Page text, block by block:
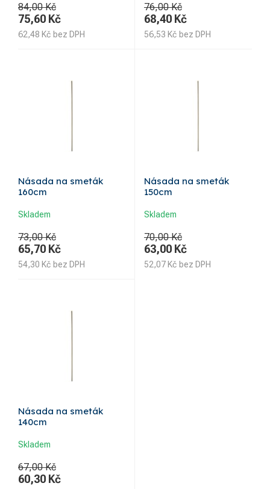
84,00 Kč
75,60 Kč
62,48 Kč bez DPH
76,00 Kč
68,40 Kč
56,53 Kč bez DPH
Násada na smeták
160cm
Skladem
73,00 Kč
65,70 Kč
54,30 Kč bez DPH
Násada na smeták
150cm
Skladem
70,00 Kč
63,00 Kč
52,07 Kč bez DPH
Násada na smeták
140cm
Skladem
67,00 Kč
60,30 Kč